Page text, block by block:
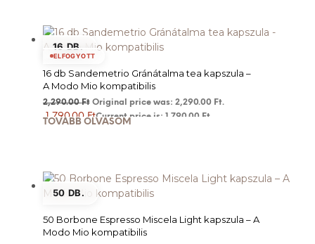
16 DB.
ELFOGYOTT
16 db Sandemetrio Gránátalma tea kapszula –
A Modo Mio kompatibilis
2,290.00Ft Original price was: 2,290.00 Ft.
1,790.00FtCurrent price is: 1,790.00 Ft.
TOVÁBB OLVASOM
50 DB.
50 Borbone Espresso Miscela Light kapszula – A
Modo Mio kompatibilis